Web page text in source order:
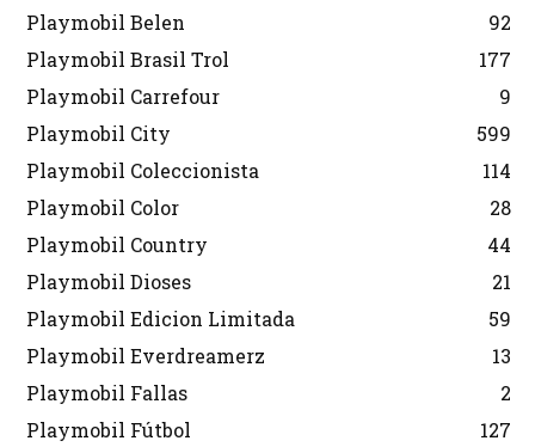
Playmobil Belen
92
Playmobil Brasil Trol
177
Playmobil Carrefour
9
Playmobil City
599
Playmobil Coleccionista
114
Playmobil Color
28
Playmobil Country
44
Playmobil Dioses
21
Playmobil Edicion Limitada
59
Playmobil Everdreamerz
13
Playmobil Fallas
2
Playmobil Fútbol
127